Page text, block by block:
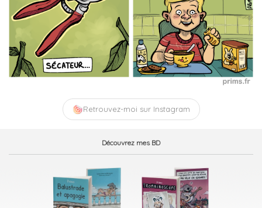
Retrouvez-moi sur Instagram
Découvrez mes BD